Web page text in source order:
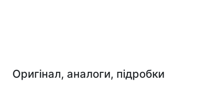
Оригінал, аналоги, підробки